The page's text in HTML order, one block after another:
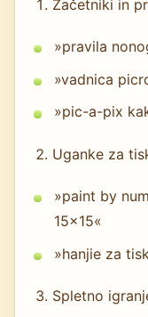
Začetniki in
»pravila
»vadnica
»pic-a-pix
Uganke za
»paint by
15x15«
»hanjie za
Spletno